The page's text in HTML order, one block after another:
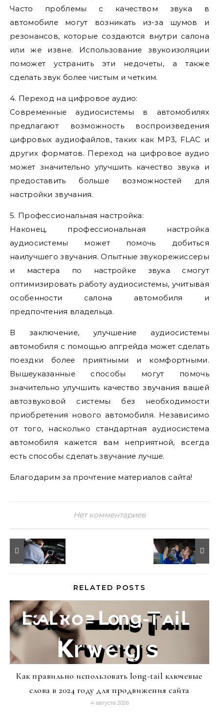
Часто проблемы с качеством звука в
автомобиле могут возникать из-за шумов и
резонансов, которые создаются внутри салона
или же извне. Использование звукоизоляции
поможет устранить эти недочеты, а также
сделать звук более чистым и четким.
4. Переход на цифровое аудио:
Современные аудиосистемы в автомобилях
предлагают возможность воспроизведения
цифровых аудиофайлов, таких как MP3, FLAC и
других форматов. Переход на цифровое аудио
может значительно улучшить качество звука и
предоставить больше возможностей для
настройки звучания.
5. Профессиональная настройка:
Наконец, профессиональная настройка
аудиосистемы может помочь добиться
наилучшего звучания. Опытные звукорежиссеры
и мастера по настройке звука смогут
оптимизировать работу аудиосистемы, учитывая
особенности салона автомобиля и
предпочтения владельца.
В заключение, улучшение аудиосистемы
автомобиля с помощью апгрейда может сделать
поездки более приятными и комфортными.
Вышеуказанные способы могут помочь
значительно улучшить качество звучания вашей
автозвуковой системы без необходимости
приобретения нового автомобиля. Независимо
от того, насколько стандартная аудиосистема
автомобиля кажется вам неприятной, всегда
есть способы сделать звучание лучше.
Благодарим за прочтение материалов сайта!
Нет комментариев
RELATED POSTS
Как правильно использовать long-tail ключевые
слова в 2024 году для продвижения сайта
4 августа 2026